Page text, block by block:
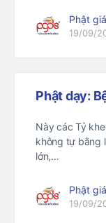
Phật
19/09/
Phật dạy:
Này các Tỷ
không tự bằng
lớn,…
Phật
19/09/